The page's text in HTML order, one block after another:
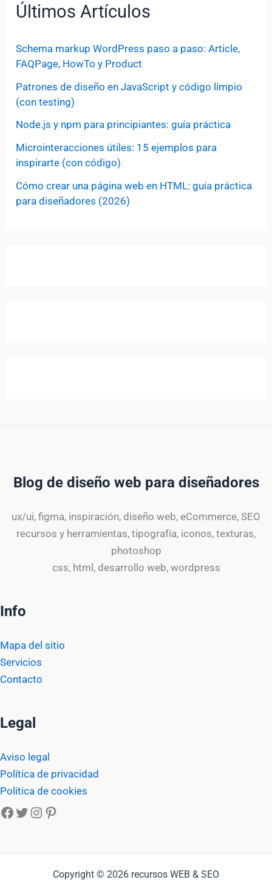
Últimos Artículos
Schema markup WordPress paso a paso: Article,
FAQPage, HowTo y Product
Patrones de diseño en JavaScript y código limpio
(con testing)
Node.js y npm para principiantes: guía práctica
Microinteracciones útiles: 15 ejemplos para
inspirarte (con código)
Cómo crear una página web en HTML: guía práctica
para diseñadores (2026)
Blog de diseño web para diseñadores
ux/ui, figma, inspiración, diseño web, eCommerce, SEO
recursos y herramientas, tipografía, iconos, texturas,
photoshop
css, html, desarrollo web, wordpress
Info
Mapa del sitio
Servicios
Contacto
Legal
Aviso legal
Política de privacidad
Política de cookies
Facebook
Twitter
Instagram
Pinterest
Copyright © 2026 recursos WEB & SEO